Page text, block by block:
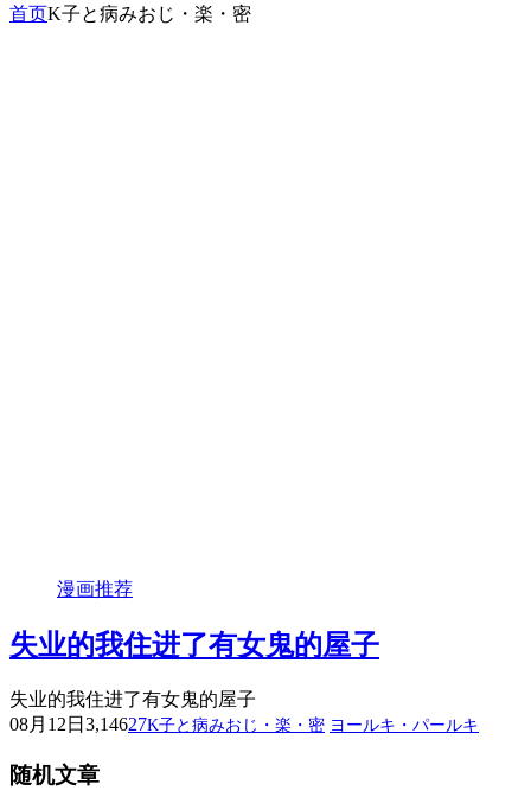
首页K子と病みおじ・楽・密
漫画推荐
失业的我住进了有女鬼的屋子
失业的我住进了有女鬼的屋子
08月12日 3,14627K子と病みおじ・楽・密 ヨールキ・パールキ
随机文章